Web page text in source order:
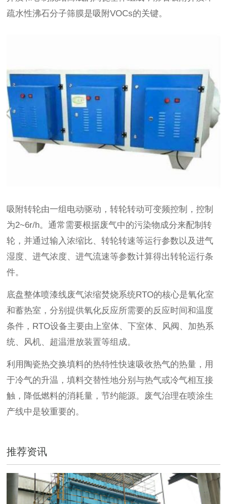
疏水性沸石分子筛膜是吸附VOCs的关键。
吸附转轮由一组电动驱动，转轮转动可变频控制，控制
为2~6r/h。通常需要根据废气中的污染物成分来配制转
轮，并通过输入浓缩比、转轮转速等运行参数以及进气
湿度、进气浓度、进气流速等参数计算得出转轮运行条
件。
底盘整体喷漆线废气浓缩焚烧系统RTO的核心是氧化室
和蓄热室，分别提供氧化反应所需要的反应时间和温度
条件，RTO设备主要由上室体、下室体、风阀、加热系
统、风机、超温泄放装置等组成。
利用陶瓷热交换填料的热特性快速吸收热气的热量，用
于冷气的升温，填料交替性地分别与热气或冷气相互接
触，降低燃料的消耗量，节约能源。废气治理在喷涂生
产线中是较重要的。
推荐资讯